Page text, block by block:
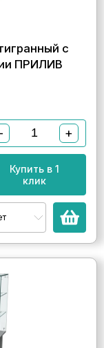
с
ПРИЛИВ
+
Купить в 1
клик